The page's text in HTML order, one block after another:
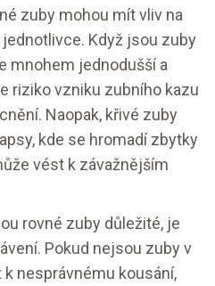
zuby mohou mít vliv na
Když jsou zuby
mnohem jednodušší a
riziko vzniku zubního kazu
Naopak, křivé zuby
kde se hromadí zbytky
vést k závažnějším
rovné zuby důležité, je
Pokud nejsou zuby v
nesprávnému kousání,